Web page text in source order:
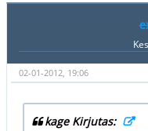
02-01-2012, 19:06
kage Kirjutas: